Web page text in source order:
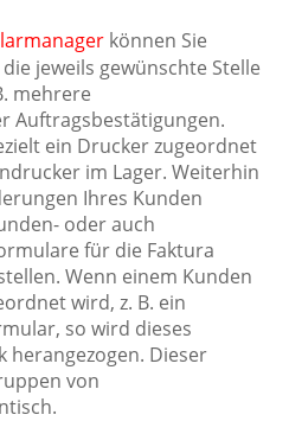
können Sie
jeweils gewünschte Stelle
mehrere
Auftragsbestätigungen.
ein Drucker zugeordnet
im Lager. Weiterhin
Ihres Kunden
oder auch
für die Faktura
Wenn einem Kunden
wird, z. B. ein
so wird dieses
Dieser
von